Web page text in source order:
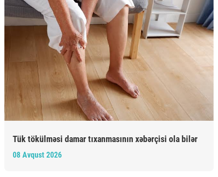
Tük tökülməsi damar tıxanmasının xəbərçisi ola bilər
08 Avqust 2026